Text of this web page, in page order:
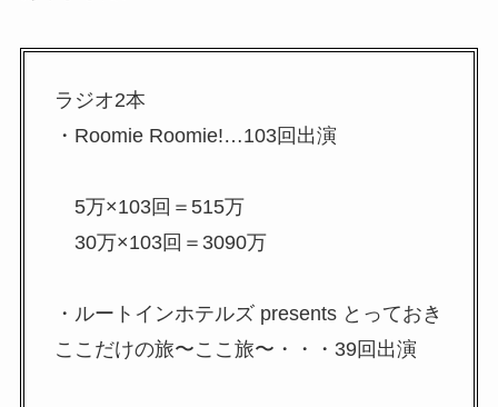
ラジオ2本
・Roomie Roomie!…103回出演
5万×103回＝515万
30万×103回＝3090万
・ルートインホテルズ presents とっておき
ここだけの旅〜ここ旅〜・・・39回出演